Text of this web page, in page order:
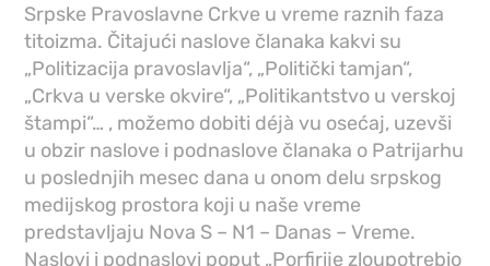
Srpske Pravoslavne Crkve u vreme raznih faza
titoizma. Čitajući naslove članaka kakvi su
„Politizacija pravoslavlja“, „Politički tamjan“,
„Crkva u verske okvire“, „Politikantstvo u verskoj
štampi“… , možemo dobiti déjà vu osećaj, uzevši
u obzir naslove i podnaslove članaka o Patrijarhu
u poslednjih mesec dana u onom delu srpskog
medijskog prostora koji u naše vreme
predstavljaju Nova S – N1 – Danas – Vreme.
Naslovi i podnaslovi poput „Porfirije zloupotrebio